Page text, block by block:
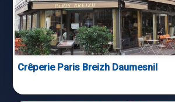
Crêperie Paris Breizh Daumesnil